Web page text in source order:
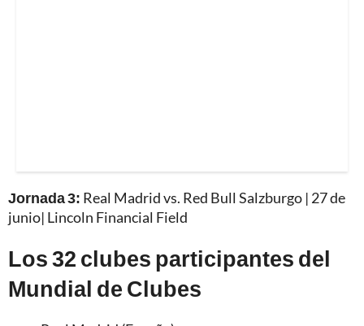
Jornada 3: Real Madrid vs. Red Bull Salzburgo | 27 de
junio| Lincoln Financial Field
Los 32 clubes participantes del
Mundial de Clubes